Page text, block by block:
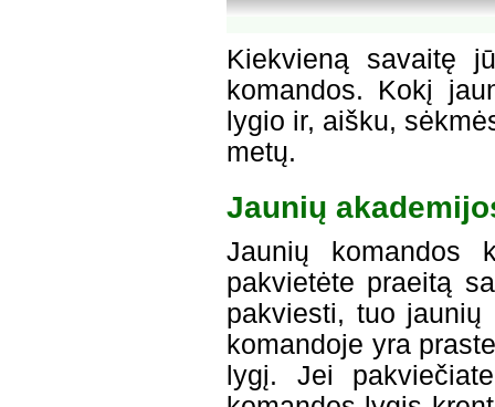
Kiekvieną savaitę
komandos. Kokį
lygio ir, aišku,
metų.
Jaunių
Jaunių komandos
pakvietėte praeitą
pakviesti, tuo jaunių
komandoje yra
lygį. Jei